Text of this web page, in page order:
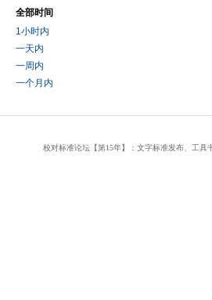
全部时间
1小时内
一天内
一周内
一个月内
校对标准论坛【第15年】：文字标准发布、工具